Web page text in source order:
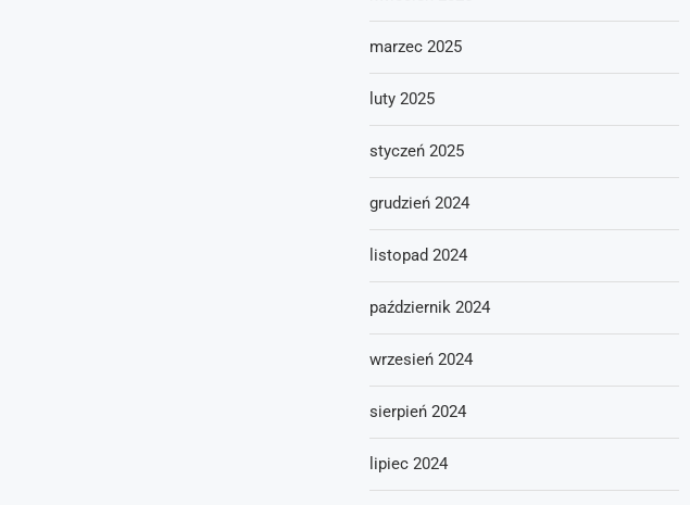
marzec 2025
luty 2025
styczeń 2025
grudzień 2024
listopad 2024
październik 2024
wrzesień 2024
sierpień 2024
lipiec 2024